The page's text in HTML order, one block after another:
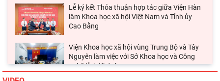
Lễ ký kết Thỏa thuận hợp tác giữa Viện Hàn
lâm Khoa học xã hội Việt Nam và Tỉnh ủy
Cao Bằng
Viện Khoa học xã hội vùng Trung Bộ và Tây
Nguyên làm việc với Sở Khoa học và Công
nghệ tỉnh Khánh